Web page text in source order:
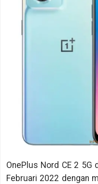
OnePlus Nord CE 2 5G
Februari 2022 dengan